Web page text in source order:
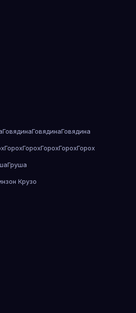
ГовядинаГовядинаГовядина
ГорохГорохГорохГорохГорох
Груша
Крузо